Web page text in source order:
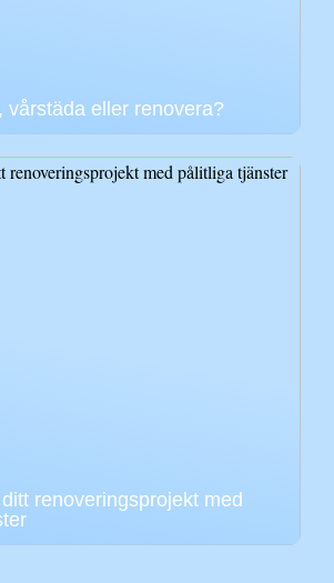
vårstäda eller renovera?
renoveringsprojekt med